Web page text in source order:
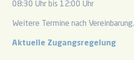
08:30 Uhr bis 12:00 Uhr
Weitere Termine nach Vereinbarung.
Aktuelle Zugangsregelung